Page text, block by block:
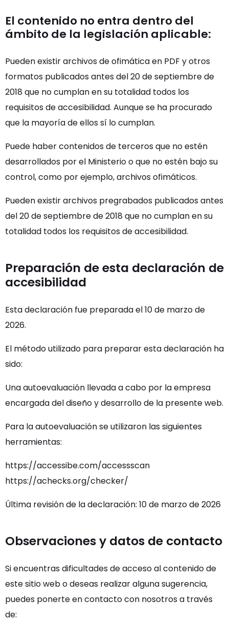
El contenido no entra dentro del
ámbito de la legislación aplicable:
Pueden existir archivos de ofimática en PDF y otros
formatos publicados antes del 20 de septiembre de
2018 que no cumplan en su totalidad todos los
requisitos de accesibilidad. Aunque se ha procurado
que la mayoría de ellos sí lo cumplan.
Puede haber contenidos de terceros que no estén
desarrollados por el Ministerio o que no estén bajo su
control, como por ejemplo, archivos ofimáticos.
Pueden existir archivos pregrabados publicados antes
del 20 de septiembre de 2018 que no cumplan en su
totalidad todos los requisitos de accesibilidad.
Preparación de esta declaración de
accesibilidad
Esta declaración fue preparada el 10 de marzo de
2026.
El método utilizado para preparar esta declaración ha
sido:
Una autoevaluación llevada a cabo por la empresa
encargada del diseño y desarrollo de la presente web.
Para la autoevaluación se utilizaron las siguientes
herramientas:
https://accessibe.com/accessscan
https://achecks.org/checker/
Última revisión de la declaración: 10 de marzo de 2026
Observaciones y datos de contacto
Si encuentras dificultades de acceso al contenido de
este sitio web o deseas realizar alguna sugerencia,
puedes ponerte en contacto con nosotros a través
de: